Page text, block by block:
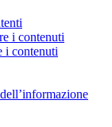
i contenuti
i contenuti